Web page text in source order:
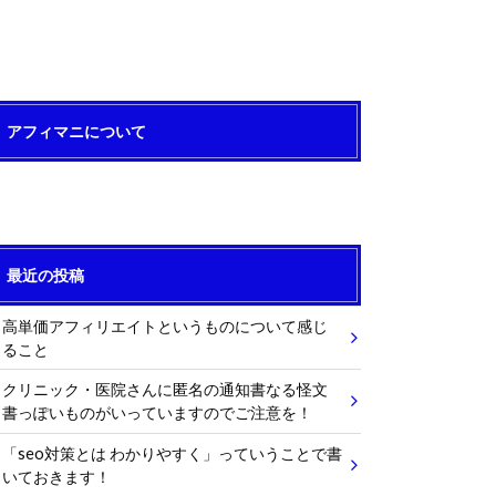
アフィマニについて
最近の投稿
高単価アフィリエイトというものについて感じ
ること
クリニック・医院さんに匿名の通知書なる怪文
書っぽいものがいっていますのでご注意を！
「seo対策とは わかりやすく」っていうことで書
いておきます！